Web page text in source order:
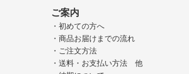
ご案内
・初めての方へ
・商品お届けまでの流れ
・ご注文方法
・送料・お支払い方法 他